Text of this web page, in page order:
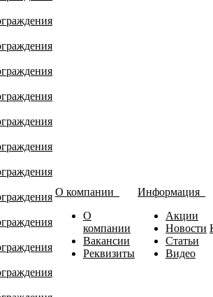
О компании
О
компании
Вакансии
Реквизиты
Информация
Акции
Новости
Статьи
Видео